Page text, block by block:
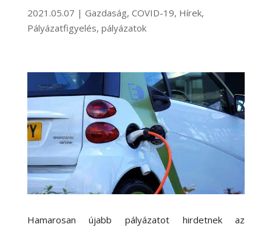
2021.05.07 | Gazdaság, COVID-19, Hírek,
Pályázatfigyelés, pályázatok
Hamarosan újabb pályázatot hirdetnek az